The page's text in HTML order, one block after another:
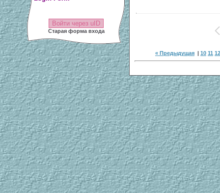
Войти через uID
Старая форма входа
« Предыдущая | 10 11 12